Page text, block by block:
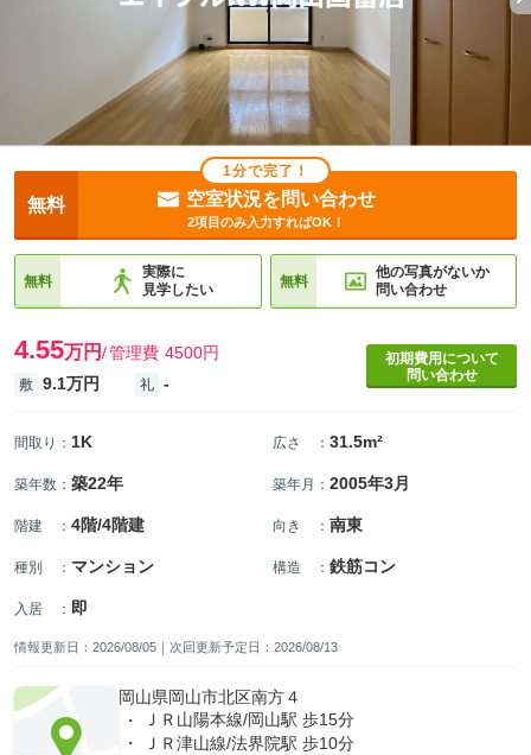
1分で完了！
無料 空室状況を問い合わせ
2項目のみ入力すればOK！
無料
実際に
見学したい
無料
他の写真がないか
問い合わせ
4.55万円 管理費 4500円
敷 9.1万円 礼 -
初期費用について
問い合わせ
間取り ： 1K 広さ ： 31.5m²
築年数 ： 築22年 築年月 ： 2005年3月
階建 ： 4階/4階建 向き ： 南東
種別 ： マンション 構造 ： 鉄筋コン
入居 ： 即
情報更新日：2026/08/05｜次回更新予定日：2026/08/13
岡山県岡山市北区南方４
ＪＲ山陽本線/岡山駅 歩15分
ＪＲ津山線/法界院駅 歩10分